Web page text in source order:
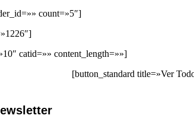
count=»5″]
catid=»» content_length=»»]
[button_standard title=»Ver